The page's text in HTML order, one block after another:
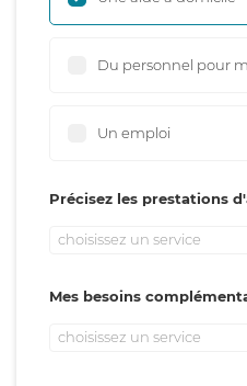
Du personnel pour
Un emploi
Précisez les prestations
choisissez un service
Mes besoins
choisissez un service